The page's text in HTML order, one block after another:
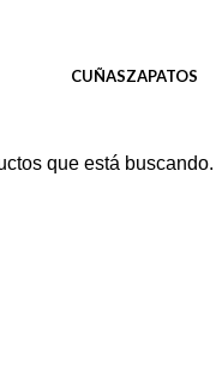
CUÑASZAPATOS
que está buscando.